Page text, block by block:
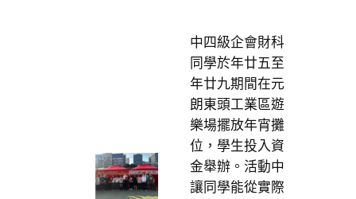
中四級企會財科
同學於年廿五至
年廿九期間在元
朗東頭工業區遊
樂場擺放年宵攤
位，學生投入資
金舉辦。活動中
讓同學能從實際